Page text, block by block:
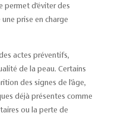
d’éviter des
prise en charge
actes préventifs,
de la peau. Certains
des signes de l’âge,
déjà présentes comme
ou la perte de